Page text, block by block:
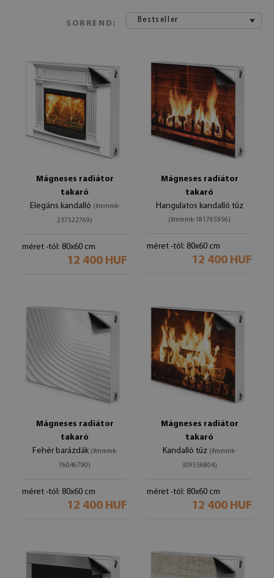
SORREND: Bestseller
Mágneses radiátor
takaró
Elegáns kandalló (#mmmk-
237522769)
méret -tól: 80x60 cm
12 400 HUF
Mágneses radiátor
takaró
Hangulatos kandalló tűz
(#mmmk-181765956)
méret -tól: 80x60 cm
12 400 HUF
Mágneses radiátor
takaró
Fehér barázdák (#mmmk-
76046790)
méret -tól: 80x60 cm
12 400 HUF
Mágneses radiátor
takaró
Kandalló tűz (#mmmk-
309556804)
méret -tól: 80x60 cm
12 400 HUF